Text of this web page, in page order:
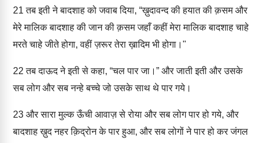
21 तब इती ने बादशाह को जवाब दिया, “ख़ुदावन्द की हयात की क़सम और
मेरे मालिक बादशाह की जान की क़सम जहाँ कहीं मेरा मालिक बादशाह चाहे
मरते चाहे जीते होगा, वहीं ज़रूर तेरा ख़ादिम भी होगा।"
22 तब दाऊद ने इती से कहा, “चल पार जा।” और जाती इती और उसके
सब लोग और सब नन्हे बच्चे जो उसके साथ थे पार गये।
23 और सारा मुल्क ऊँची आवाज़ से रोया और सब लोग पार हो गये, और
बादशाह ख़ुद नहर क़िद्रोन के पार हुआ, और सब लोगों ने पार हो कर जंगल